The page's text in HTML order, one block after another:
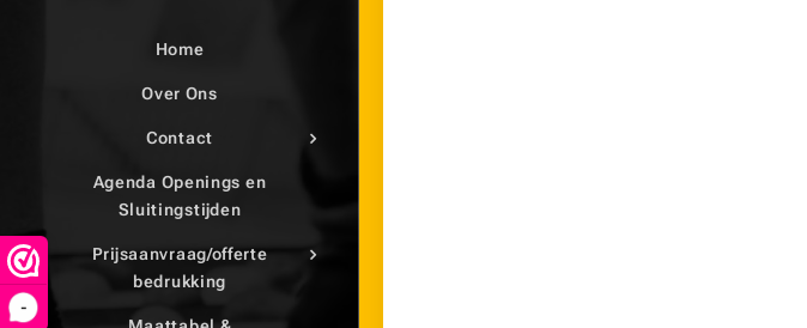
-
Home
Over Ons
Contact
Agenda Openings en
Sluitingstijden
Prijsaanvraag/offerte
bedrukking